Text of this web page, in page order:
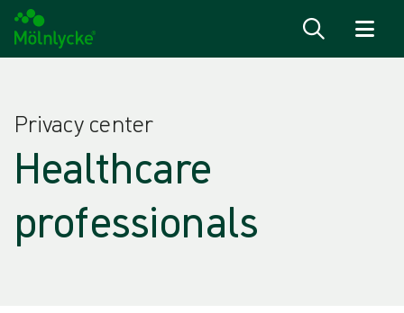
Privacy center
Healthcare
professionals